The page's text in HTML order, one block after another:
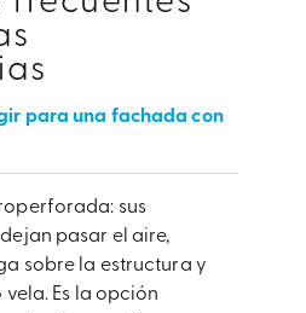
para una fachada con
sus
pasar el aire,
sobre la estructura y
Es la opción